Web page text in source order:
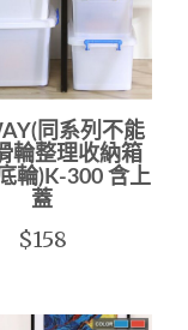
同系列不能
輪整理收納箱
輪)K-300 含上
蓋
$158